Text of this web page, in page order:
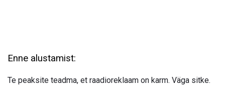
Enne alustamist:
Te peaksite teadma, et raadioreklaam on karm. Väga sitke.